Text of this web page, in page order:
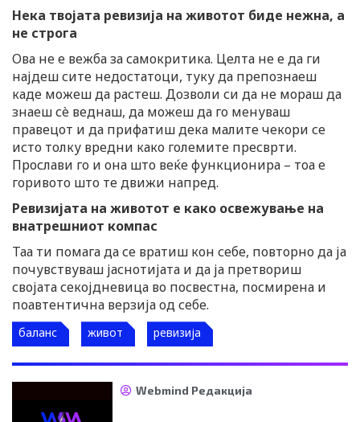
Нека твојата ревизија на животот биде нежна, а
не строга
Ова не е вежба за самокритика. Целта не е да ги
најдеш сите недостатоци, туку да препознаеш
каде можеш да растеш. Дозволи си да не мораш да
знаеш сè веднаш, да можеш да го менуваш
правецот и да прифатиш дека малите чекори се
исто толку вредни како големите пресврти.
Прослави го и она што веќе функционира – тоа е
горивото што те движи напред.
Ревизијата на животот е како освежување на
внатрешниот компас
Таа ти помага да се вратиш кон себе, повторно да ја
почувствуваш јаснотијата и да ја претвориш
својата секојдневица во посвестна, посмирена и
поавтентична верзија од себе.
баланс живот ревизија
Webmind Редакција